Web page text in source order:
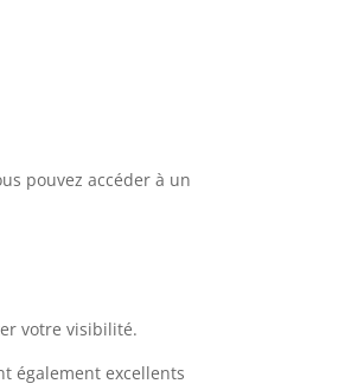
pouvez accéder à un
votre visibilité.
également excellents